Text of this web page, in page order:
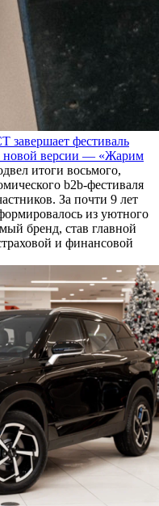
завершает фестиваль
новой версии — «Жарим
итоги восьмого,
b2b-фестиваля
За почти 9 лет
из уютного
бренд, став главной
и финансовой